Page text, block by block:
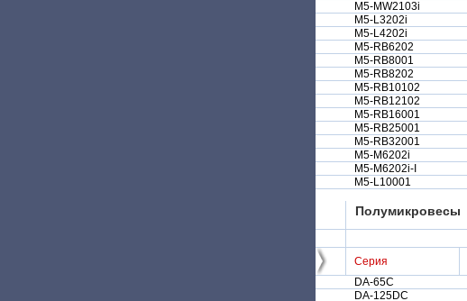
M5-MW2103i
M5-L3202i
M5-L4202i
M5-RB6202
M5-RB8001
M5-RB8202
M5-RB10102
M5-RB12102
M5-RB16001
M5-RB25001
M5-RB32001
M5-M6202i
M5-M6202i-I
M5-L10001
Полумикровесы
Серия
DA-65C
DA-125DC